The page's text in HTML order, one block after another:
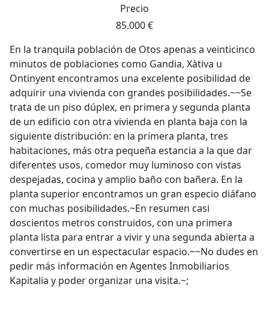
Precio
85.000 €
En la tranquila población de Otos apenas a veinticinco
minutos de poblaciones como Gandia, Xàtiva u
Ontinyent encontramos una excelente posibilidad de
adquirir una vivienda con grandes posibilidades.~~Se
trata de un piso dúplex, en primera y segunda planta
de un edificio con otra vivienda en planta baja con la
siguiente distribución: en la primera planta, tres
habitaciones, más otra pequeña estancia a la que dar
diferentes usos, comedor muy luminoso con vistas
despejadas, cocina y amplio baño con bañera. En la
planta superior encontramos un gran especio diáfano
con muchas posibilidades.~En resumen casi
doscientos metros construidos, con una primera
planta lista para entrar a vivir y una segunda abierta a
convertirse en un espectacular espacio.~~No dudes en
pedir más información en Agentes Inmobiliarios
Kapitalia y poder organizar una visita.~;